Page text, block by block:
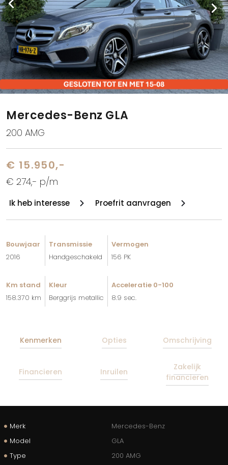
Mercedes-Benz GLA
200 AMG
€ 15.950,-
€ 274,- p/m
Ik heb interesse Proefrit aanvragen
Bouwjaar
2016
Transmissie
Handgeschakeld
Vermogen
156 PK
Km stand
158.370 km
Kleur
Berggrijs metallic
Acceleratie 0-100
8.9 sec.
Kenmerken Opties Omschrijving
Financieren Inruilen
Zakelijk
financieren
Merk
Mercedes-Benz
Model
GLA
Type
200 AMG